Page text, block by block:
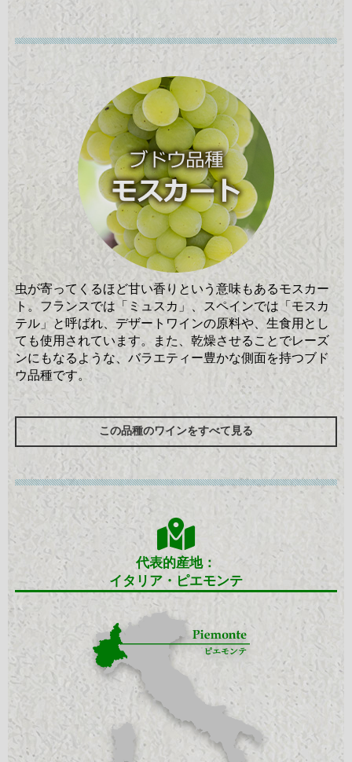
虫が寄ってくるほど甘い香りという意味もあるモスカー
ト。フランスでは「ミュスカ」、スペインでは「モスカ
テル」と呼ばれ、デザートワインの原料や、生食用とし
ても使用されています。また、乾燥させることでレーズ
ンにもなるような、バラエティー豊かな側面を持つブド
ウ品種です。
この品種のワインをすべて見る
代表的産地：
イタリア・ピエモンテ